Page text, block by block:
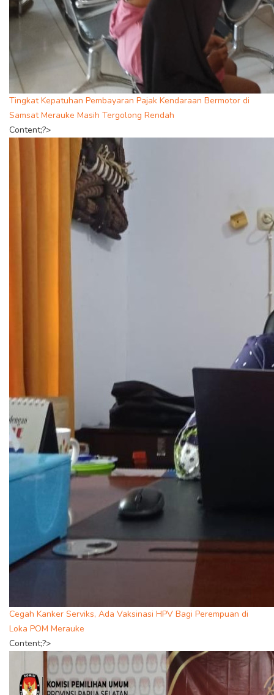
Tingkat Kepatuhan Pembayaran Pajak Kendaraan Bermotor di
Samsat Merauke Masih Tergolong Rendah
Content;?>
Cegah Kanker Serviks, Ada Vaksinasi HPV Bagi Perempuan di
Loka POM Merauke
Content;?>